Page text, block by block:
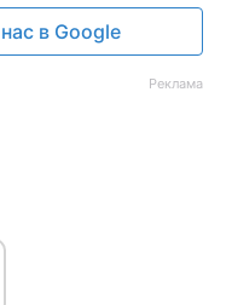
в Google
Реклама